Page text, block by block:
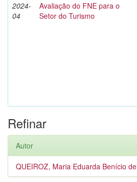
2024-
04
Avaliação do FNE para o
Setor do Turismo
Refinar
Autor
QUEIROZ, Maria Eduarda Benício de